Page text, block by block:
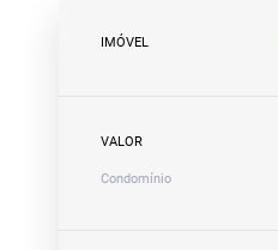
IMÓVEL
VALOR
Condomínio